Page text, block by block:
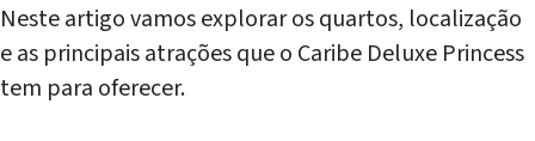
Neste artigo vamos explorar os quartos, localização
e as principais atrações que o Caribe Deluxe Princess
tem para oferecer.